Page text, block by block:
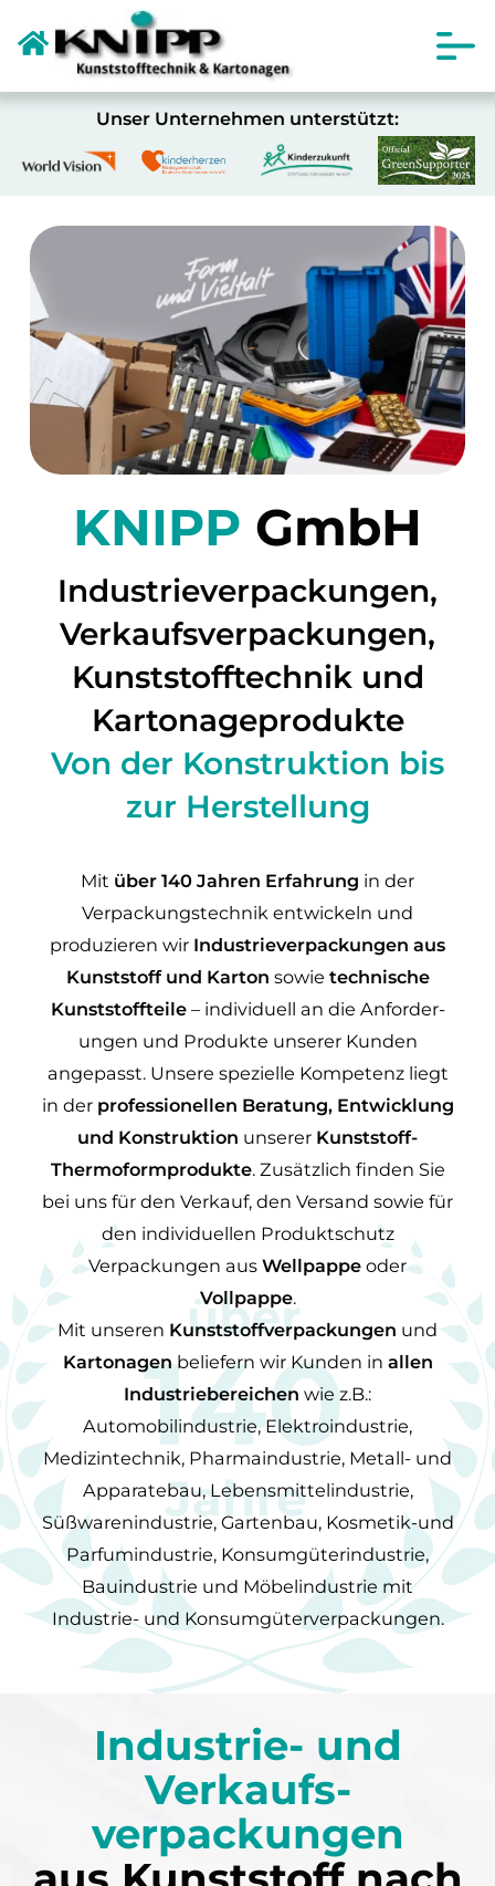
Unser Unternehmen unterstützt:
KNIPP GmbH
Industrie­ver­packungen,
Ver­kaufs­verpackungen,
Kunststofftechnik und
Karto­nage­produkte
Von der Konstruktion bis
zur Herstellung
Mit über 140 Jahren Erfahrung in der
Verpackungstechnik entwickeln und
produzieren wir Industrie­ver­packungen aus
Kunststoff und Karton sowie technische
Kunst­stoff­teile– individuell an die Anfor­der­
ungen und Produkte unserer Kunden
angepasst. Unsere spezielle Kom­petenz liegt
in der professionellen Beratung, Entwicklung
und Konstruktion unserer Kunststoff-
Thermoformprodukte. Zusätzlich finden Sie
bei uns für den Verkauf, den Versand sowie für
den individuellen Produktschutz
Verpackungen aus Wellpappe oder
Vollpappe.
Mit unseren Kunststoffverpackungen und
Kartonagenbeliefern wir Kunden in allen
Industriebereichen wie z.B.:
Automobilindustrie, Elektroindustrie,
Medizintechnik, Pharmaindustrie, Metall- und
Apparatebau, Lebensmittelindustrie,
Süßwarenindustrie, Gartenbau, Kosmetik-und
Parfumindustrie, Konsumgüterindustrie,
Bauindustrie und Möbelindustrie mit
Industrie- und Konsumgüterverpackungen.
Industrie- und
Verkaufs­
verpackungen